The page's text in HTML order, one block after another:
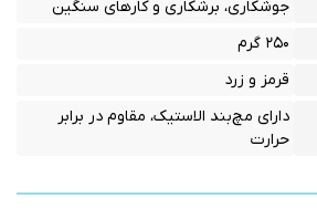
جوشکاری، برشکاری و کارهای سنگین
۲۵۰ گرم
قرمز و زرد
دارای مچ‌بند الاستیک، مقاوم در برابر
حرارت